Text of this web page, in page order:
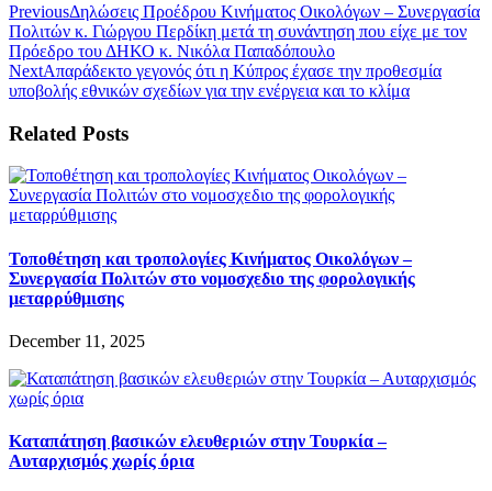
PreviousΔηλώσεις Προέδρου Κινήματος Οικολόγων – Συνεργασία
Πολιτών κ. Γιώργου Περδίκη μετά τη συνάντηση που είχε με τον
Πρόεδρο του ΔΗΚΟ κ. Νικόλα Παπαδόπουλο
NextΑπαράδεκτο γεγονός ότι η Κύπρος έχασε την προθεσμία
υποβολής εθνικών σχεδίων για την ενέργεια και το κλίμα
Related Posts
Τοποθέτηση και τροπολογίες Κινήματος Οικολόγων –
Συνεργασία Πολιτών στο νομοσχεδιο της φορολογικής
μεταρρύθμισης
December 11, 2025
Καταπάτηση βασικών ελευθεριών στην Τουρκία –
Αυταρχισμός χωρίς όρια